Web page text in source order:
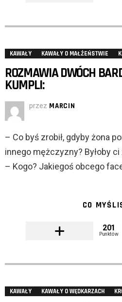
KAWAŁY KAWAŁY O MAŁŻEŃSTWIE
ROZMAWIA DWÓCH
KUMPLI:
przez MARCIN
– Co byś zrobił, gdyby żona
innego mężczyzny? Byłoby ci
– Kogo? Jakiegoś obcego
CO
201
Punktów
KAWAŁY KAWAŁY O WĘDKARZACH